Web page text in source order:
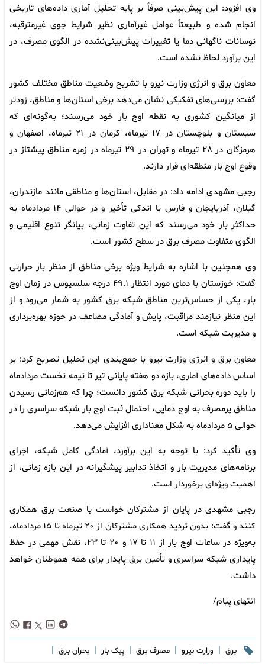
وی افزود: این پیش‌بینی صرفاً بر پایه تحلیل آماری داده‌های تاریخی
انجام شده و طبیعتاً عوامل غیرآماری نظیر شرایط جوی غیرمترقبه،
نوسانات ناگهانی دما یا تغییرات پیش‌بینی‌نشده در الگوی مصرف، در
این برآورد لحاظ نشده است.
معاون برق و انرژی وزارت نیرو با تشریح وضعیت مناطق مختلف کشور
گفت: بررسی‌های تفکیکی نشان می‌دهد برخی استان‌ها و مناطق، زودتر
از میانگین کشوری به نقطه اوج بار خود می‌رسند؛ به‌گونه‌ای که
سیستان و بلوچستان در ۱۷ تیرماه، کرمان در ۲۱ تیرماه، اصفهان و
هرمزگان در ۲۸ تیرماه و تهران در ۲۹ تیرماه در زمره مناطق پیشتاز در
وقوع اوج بار منطقه‌ای قرار دارند.
رجبی مشهدی ادامه داد: در مقابل، استان‌ها و مناطقی مانند مازندران،
گیلان، آذربایجان و فارس با اندکی تأخیر و در حوالی ۱۴ مردادماه به
حداکثر بار خود می‌رسند که این تفاوت زمانی، بیانگر تنوع اقلیمی و
الگوی متفاوت مصرف برق در سطح کشور است.
وی همچنین با اشاره به شرایط ویژه برخی مناطق از منظر بار حرارتی
گفت: خوزستان با دمای مورد انتظار ۴۹.۱ درجه سلسیوس در زمان اوج
بار، یکی از حساس‌ترین مناطق شبکه برق کشور به شمار می‌رود و از
این منظر نیازمند مراقبت، پایش و آمادگی مضاعف در حوزه بهره‌برداری
و مدیریت شبکه است.
معاون برق و انرژی وزارت نیرو با جمع‌بندی این تحلیل تصریح کرد: بر
اساس داده‌های آماری، بازه دو هفته پایانی تیر تا نیمه نخست مردادماه
را باید دوره بحرانی شبکه برق کشور دانست؛ چرا که هم‌زمانی رسیدن
مناطق پرمصرف به اوج دمایی، احتمال ثبت اوج بار شبکه سراسری را در
حوالی ۵ مردادماه به شکل معناداری افزایش می‌دهد.
وی تأکید کرد: با توجه به این برآورد، آمادگی کامل شبکه، اجرای
برنامه‌های مدیریت بار و اتخاذ تدابیر پیشگیرانه در این بازه زمانی، از
اهمیت ویژه‌ای برخوردار است.
رجبی مشهدی در پایان از مشترکان خواست با صنعت برق همکاری
کنند و گفت: بدون تردید همکاری مشترکان از ۲۰ تیرماه تا ۱۵ مردادماه،
به‌ویژه در ساعات اوج بار از ۱۱ تا ۱۷ و ۲۰ تا ۲۳، نقش مهمی در حفظ
پایداری شبکه سراسری و تأمین برق پایدار برای همه هموطنان خواهد
داشت.
انتهای پیام/
برق | وزارت نیرو | مصرف برق | پیک بار | بحران برق |